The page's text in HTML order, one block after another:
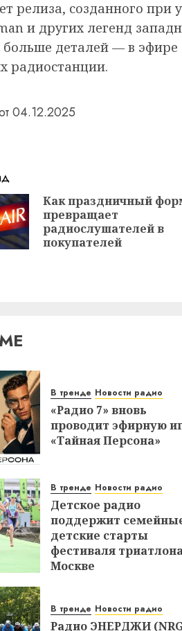
релиза, созданного при
и других легенд
деталей — в эфире
радиостанции.
04.12.2025
Как праздничный
превращает
радиослушателей в
покупателей
В тренде Новости радио
«Радио 7» вновь
проводит эфирную
«Тайная Персона»
В тренде Новости радио
Детское радио
поддержит
детские старты
фестиваля
Москве
В тренде Новости радио
Радио ЭНЕРДЖИ